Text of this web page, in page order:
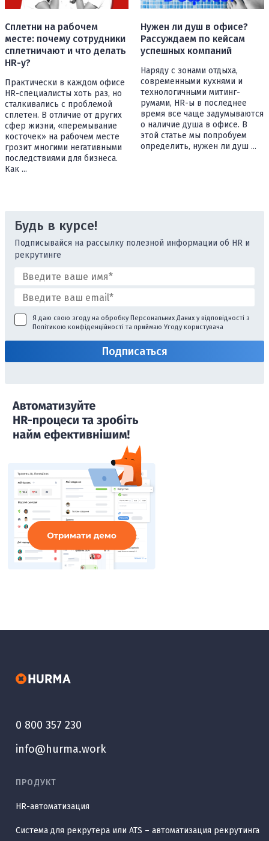
Сплетни на рабочем
месте: почему сотрудники
сплетничают и что делать
HR-у?
Практически в каждом офисе
HR-специалисты хоть раз, но
сталкивались с проблемой
сплетен. В отличие от других
сфер жизни, «перемывание
косточек» на рабочем месте
грозит многими негативными
последствиями для бизнеса.
Как ...
Нужен ли душ в офисе?
Рассуждаем по кейсам
успешных компаний
Наряду с зонами отдыха,
современными кухнями и
технологичными митинг-
румами, HR-ы в последнее
время все чаще задумываются
о наличие душа в офисе. В
этой статье мы попробуем
определить, нужен ли душ ...
Будь в курсе!
Подписывайся на рассылку полезной информации об HR и
рекрутинге
Я даю свою згоду на обробку Персональних Даних у відповідності з
Політикою конфіденційності та приймаю Угоду користувача
0 800 357 230
info@hurma.work
ПРОДУКТ
HR-автоматизация
Система для рекрутера или ATS – автоматизация рекрутинга